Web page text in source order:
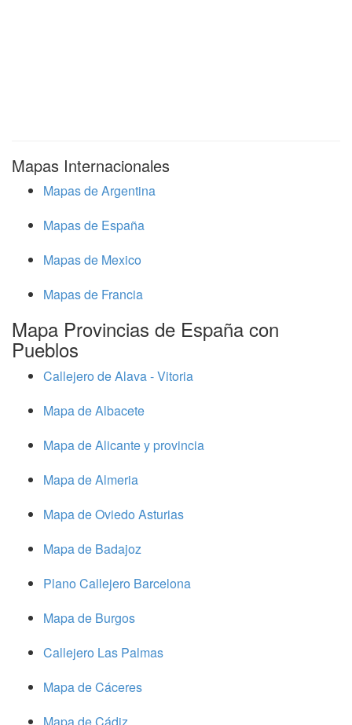
Mapas Internacionales
Mapas de Argentina
Mapas de España
Mapas de Mexico
Mapas de Francia
Mapa Provincias de España con
Pueblos
Callejero de Alava - Vitoria
Mapa de Albacete
Mapa de Alicante y provincia
Mapa de Almeria
Mapa de Oviedo Asturias
Mapa de Badajoz
Plano Callejero Barcelona
Mapa de Burgos
Callejero Las Palmas
Mapa de Cáceres